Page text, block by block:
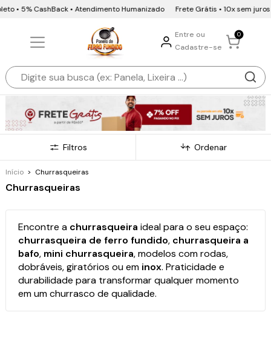
CashBack • Atendimento Humanizado Frete Grátis • 10x sem juros • 7%
Entre ou
Cadastre-se
0
Filtros Ordenar
Início > Churrasqueiras
Churrasqueiras
Encontre a churrasqueira ideal para o seu espaço:
churrasqueira de ferro fundido, churrasqueira a
bafo, mini churrasqueira, modelos com rodas,
dobráveis, giratórios ou em inox. Praticidade e
durabilidade para transformar qualquer momento
em um churrasco de qualidade.